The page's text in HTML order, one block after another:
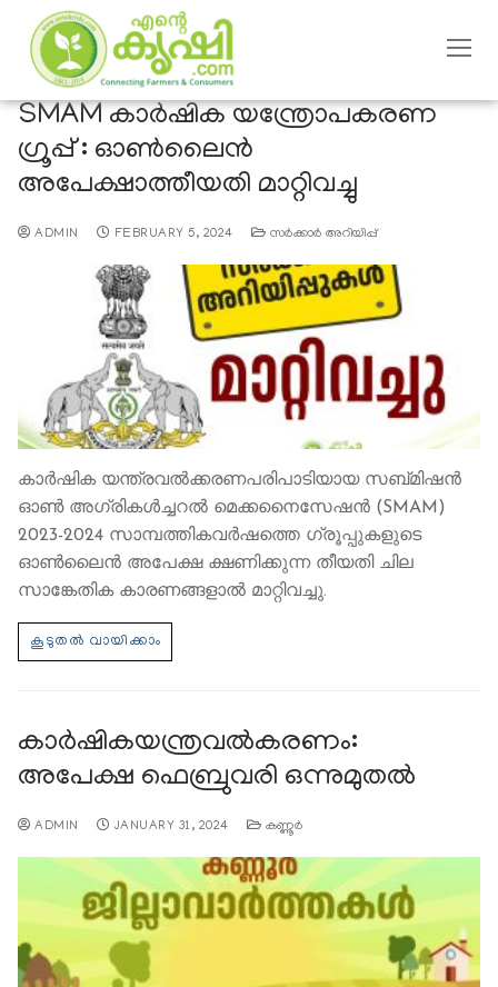
SMAM കാർഷിക യന്ത്രോപകരണ
ഗ്രൂപ്പ് : ഓൺലൈൻ
അപേക്ഷാത്തീയതി മാറ്റിവച്ചു
ADMIN FEBRUARY 5, 2024 സര്‍ക്കാര്‍ അറിയിപ്പ്
കാർഷിക യന്ത്രവല്‍ക്കരണപരിപാടിയായ സബ്മിഷന്‍
ഓണ്‍ അഗ്രികള്‍ച്ചറല്‍ മെക്കനൈസേഷന്‍ (SMAM)
2023-2024 സാമ്പത്തികവര്‍ഷത്തെ ഗ്രൂപ്പുകളുടെ
ഓണ്‍ലൈന്‍ അപേക്ഷ ക്ഷണിക്കുന്ന തീയതി ചില
സാങ്കേതിക കാരണങ്ങളാല്‍ മാറ്റിവച്ചു.
കാര്‍ഷികയന്ത്രവല്‍കരണം:
അപേക്ഷ ഫെബ്രുവരി ഒന്നുമുതല്‍
ADMIN JANUARY 31, 2024 കണ്ണൂര്‍